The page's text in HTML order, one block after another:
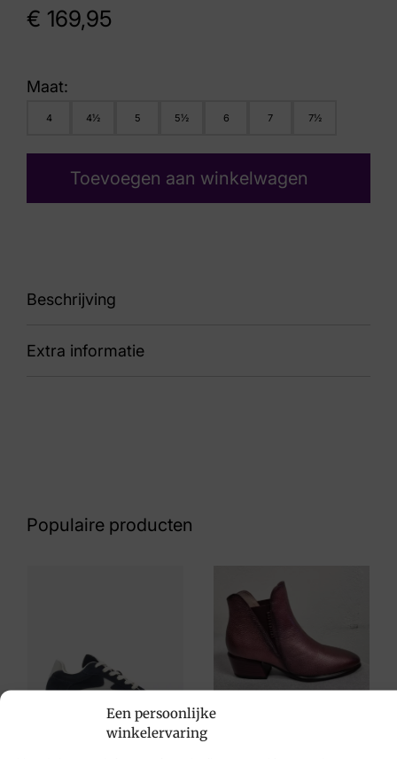
Een persoonlijke
winkelervaring
€ 169,95
Maat:
4 4½ 5 5½ 6 7 7½
Toevoegen aan winkelwagen
Beschrijving
LM321709-6959
Extra informatie
Artikelnummer
LM321709-6959
Populaire producten
Hispanitas